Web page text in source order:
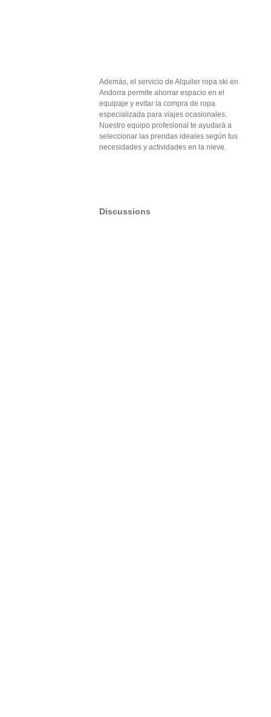
Además, el servicio de Alquiler ropa ski en
Andorra permite ahorrar espacio en el
equipaje y evitar la compra de ropa
especializada para viajes ocasionales.
Nuestro equipo profesional te ayudará a
seleccionar las prendas ideales según tus
necesidades y actividades en la nieve.
Discussions